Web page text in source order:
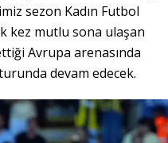
sezon Kadın Futbol
kez mutlu sona ulaşan
Avrupa arenasında
devam edecek.